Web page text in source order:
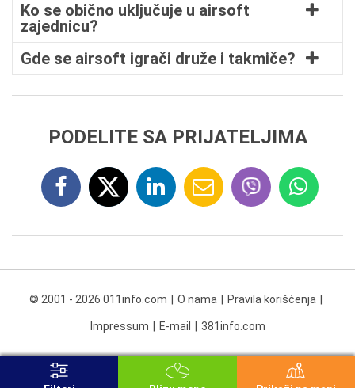
Ko se obično uključuje u airsoft
zajednicu?
Gde se airsoft igrači druže i takmiče?
PODELITE SA PRIJATELJIMA
© 2001 - 2026 011info.com O nama Pravila korišćenja
Impressum E-mail 381info.com